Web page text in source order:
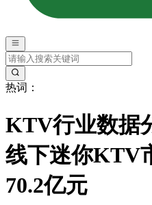
热词：
KTV行业数据
线下迷你KTV
70.2亿元